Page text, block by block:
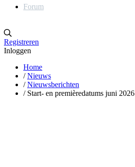
Forum
Registreren
Inloggen
Home
/ Nieuws
/ Nieuwsberichten
/ Start- en premièredatums juni 2026